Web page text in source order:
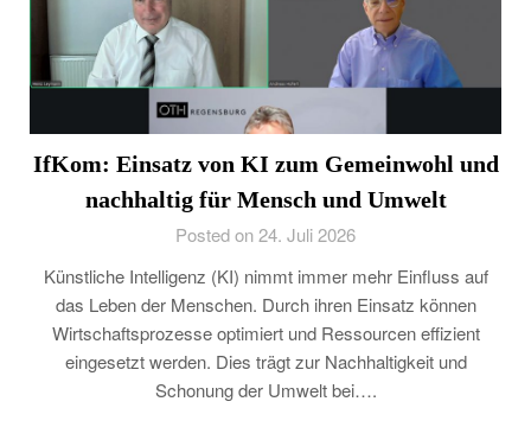
IfKom: Einsatz von KI zum Gemeinwohl und
nachhaltig für Mensch und Umwelt
Posted on 24. Juli 2026
Künstliche Intelligenz (KI) nimmt immer mehr Einfluss auf
das Leben der Menschen. Durch ihren Einsatz können
Wirtschaftsprozesse optimiert und Ressourcen effizient
eingesetzt werden. Dies trägt zur Nachhaltigkeit und
Schonung der Umwelt bei….